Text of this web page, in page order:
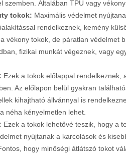
szemben. Általában TPU vagy
tokok: Maximális védelmet
rendelkeznek, kemény
vékony tokok, de páratlan védelmet
fizikai munkát végeznek, vagy
Ezek a tokok előlappal
Az előlapon belül gyakran
kihajtható állvánnyal is
néha kényelmetlen lehet.
Ezek a tokok lehetővé teszik, hogy a
nyújtanak a karcolások és
hogy minőségi átlátszó tokot